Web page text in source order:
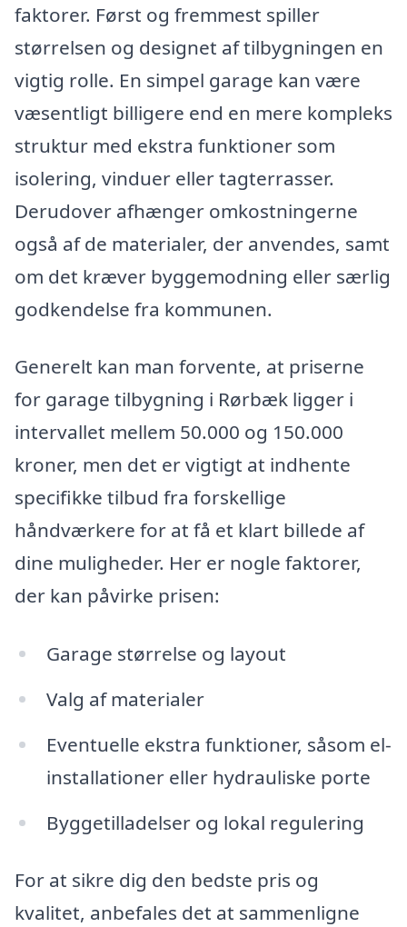
faktorer. Først og fremmest spiller
størrelsen og designet af tilbygningen en
vigtig rolle. En simpel garage kan være
væsentligt billigere end en mere kompleks
struktur med ekstra funktioner som
isolering, vinduer eller tagterrasser.
Derudover afhænger omkostningerne
også af de materialer, der anvendes, samt
om det kræver byggemodning eller særlig
godkendelse fra kommunen.
Generelt kan man forvente, at priserne
for garage tilbygning i Rørbæk ligger i
intervallet mellem 50.000 og 150.000
kroner, men det er vigtigt at indhente
specifikke tilbud fra forskellige
håndværkere for at få et klart billede af
dine muligheder. Her er nogle faktorer,
der kan påvirke prisen:
Garage størrelse og layout
Valg af materialer
Eventuelle ekstra funktioner, såsom el-
installationer eller hydrauliske porte
Byggetilladelser og lokal regulering
For at sikre dig den bedste pris og
kvalitet, anbefales det at sammenligne